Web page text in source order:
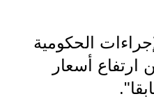
المرحلة الاعدادية
مواضيع انشاء
الحكومية
أسعار